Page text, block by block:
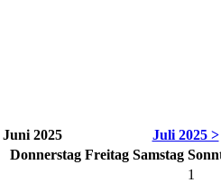
Juni 2025
Juli 2025 >
Donnerstag Freitag Samstag So
1